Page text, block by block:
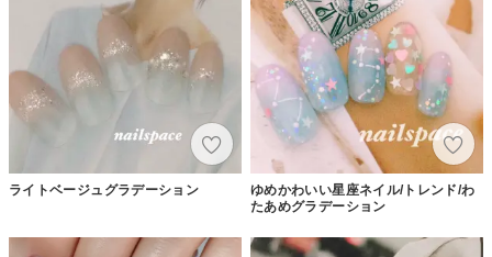
ライトベージュグラデーション
ゆめかわいい星座ネイル/トレンド/わ
たあめグラデーション